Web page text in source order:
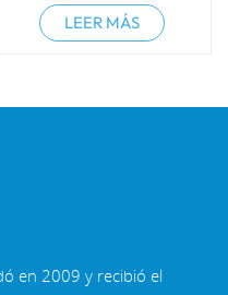
LEER MÁS
en 2009 y recibió el